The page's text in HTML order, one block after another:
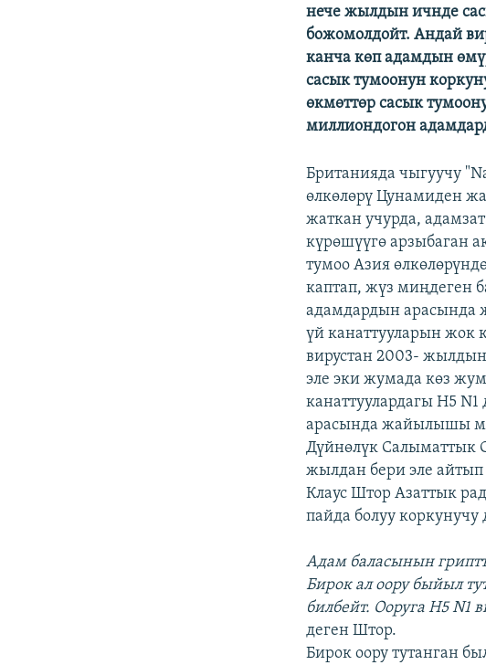
нече жылдын ичнде
божомолдойт. Андай
канча көп адамдын
сасык тумоонун
өкмөттөр сасык
миллиондогон
Британияда чыгуучу
өлкөлөрү Цунамиден
жаткан учурда,
күрөшүүгө арзыбаган
тумоо Азия
каптап, жүз миңдеген
адамдардын арасында
үй канаттууларын жок
вирустан 2003-
эле эки жумада көз
канаттуулардагы H5
арасында жайылышы
Дүйнөлүк Салыматтык
жылдан бери эле
Клаус Штор Азаттык
пайда болуу
Aдам баласынын
Бирок ал оору быйыл
билбейт. Ооруга H5 N1
деген Штор.
Бирок оору тутанган